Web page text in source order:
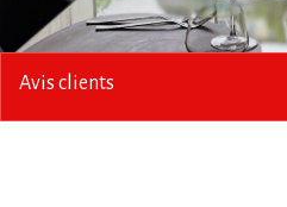
Avis clients